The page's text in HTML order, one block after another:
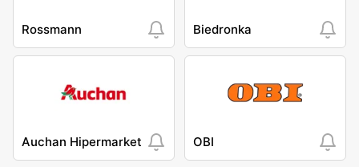
Rossmann Biedronka
Auchan Hipermarket OBI